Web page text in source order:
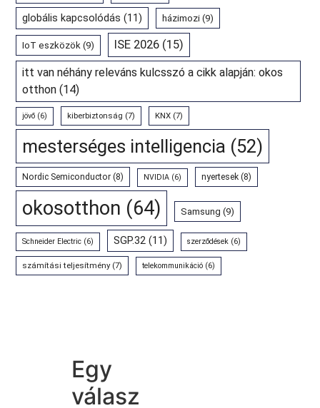
globális kapcsolódás (11) házimozi (9)
IoT eszközök (9) ISE 2026 (15)
itt van néhány releváns kulcsszó a cikk alapján: okos
otthon (14)
jövő (6) kiberbiztonság (7) KNX (7)
mesterséges intelligencia (52)
Nordic Semiconductor (8) NVIDIA (6) nyertesek (8)
okosotthon (64) Samsung (9)
Schneider Electric (6) SGP.32 (11) szerződések (6)
számítási teljesítmény(7) telekommunikáció (6)
Egy
válasz